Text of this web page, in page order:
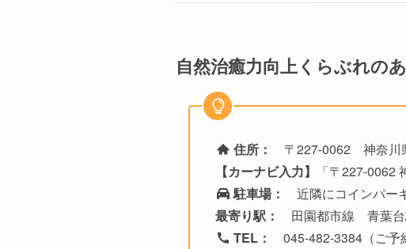
自然治癒力向上くらぶれの
住所：
〒227-0062 神奈川
【カーナビ入力】
「〒227-0062
駐車場：
近隣にコインパー
最寄り駅：
田園都市線 青葉
TEL：
045-482-3384（ご予